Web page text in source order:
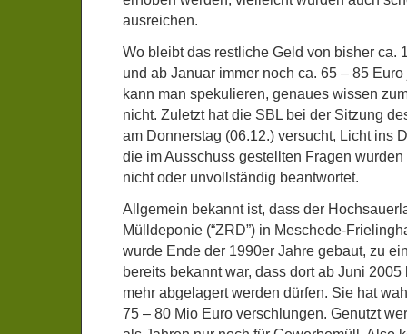
ausreichen.
Wo bleibt das restliche Geld von bisher ca.
und ab Januar immer noch ca. 65 – 85
kann man spekulieren, genaues wissen
nicht. Zuletzt hat die SBL bei der Sitzung
am Donnerstag (06.12.) versucht, Licht ins
die im Ausschuss gestellten Fragen
nicht oder unvollständig beantwortet.
Allgemein bekannt ist, dass der
Mülldeponie (“ZRD”) in Meschede-
wurde Ende der 1990er Jahre gebaut, zu
bereits bekannt war, dass dort ab Juni
mehr abgelagert werden dürfen. Sie hat
75 – 80 Mio Euro verschlungen. Genutzt